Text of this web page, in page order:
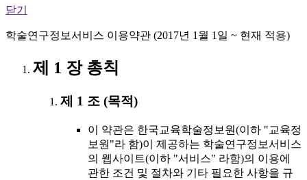
닫기
학술연구정보서비스 이용약관 (2017년 1월 1일 ~ 현재 적용)
제 1 장 총칙
제 1 조 (목적)
이 약관은 한국교육학술정보원(이하 "교육정
보원"라 함)이 제공하는 학술연구정보서비스
의 웹사이트(이하 "서비스" 라함)의 이용에
관한 조건 및 절차와 기타 필요한 사항을 규